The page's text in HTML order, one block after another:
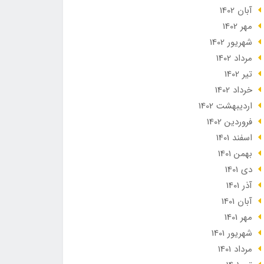
آبان 1402
مهر 1402
شهریور 1402
مرداد 1402
تير 1402
خرداد 1402
ارديبهشت 1402
فروردین 1402
اسفند 1401
بهمن 1401
دی 1401
آذر 1401
آبان 1401
مهر 1401
شهریور 1401
مرداد 1401